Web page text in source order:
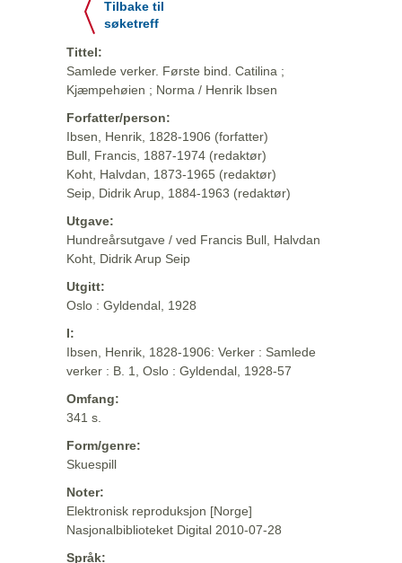
Tilbake til
søketreff
Tittel:
Samlede verker. Første bind. Catilina ;
Kjæmpehøien ; Norma / Henrik Ibsen
Forfatter/person:
Ibsen, Henrik, 1828-1906 (forfatter)
Bull, Francis, 1887-1974 (redaktør)
Koht, Halvdan, 1873-1965 (redaktør)
Seip, Didrik Arup, 1884-1963 (redaktør)
Utgave:
Hundreårsutgave / ved Francis Bull, Halvdan
Koht, Didrik Arup Seip
Utgitt:
Oslo : Gyldendal, 1928
I:
Ibsen, Henrik, 1828-1906: Verker : Samlede
verker : B. 1, Oslo : Gyldendal, 1928-57
Omfang:
341 s.
Form/genre:
Skuespill
Noter:
Elektronisk reproduksjon [Norge]
Nasjonalbiblioteket Digital 2010-07-28
Språk: